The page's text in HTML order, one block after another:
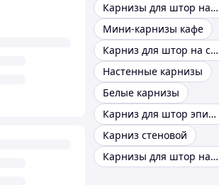
Карнизы для штор настенные
Мини-карнизы кафе
Карниз для штор на стену
Настенные карнизы
Белые карнизы
Карниз для штор эпицентр
Карниз стеновой
Карнизы для штор настенные пластиковые